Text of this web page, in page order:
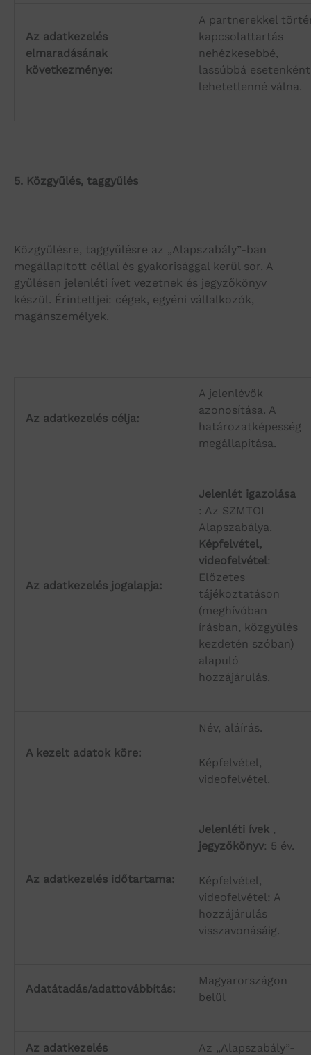
Az adatkezelés
elmaradásának
következménye:
A partnerekkel
kapcsolattartás
nehézkesebbé,
lassúbbá esetenként
lehetetlenné válna.
5. Közgyűlés, taggyűlés
Közgyűlésre, taggyűlésre az „Alapszabály”-ban
megállapított céllal és gyakorisággal kerül sor. A
gyűlésen jelenléti ívet vezetnek és jegyzőkönyv
készül. Érintettjei: cégek, egyéni vállalkozók,
magánszemélyek.
Az adatkezelés célja:
A jelenlévők
azonosítása. A
határozatképesség
megállapítása.
Az adatkezelés jogalapja:
Jelenlét igazolása
: Az SZMTOI
Alapszabálya.
Képfelvétel,
videofelvétel:
Előzetes
tájékoztatáson
(meghívóban
írásban, közgyűlés
kezdetén szóban)
alapuló
hozzájárulás.
A kezelt adatok köre:
Név, aláírás.
Képfelvétel,
videofelvétel.
Az adatkezelés időtartama:
Jelenléti ívek ,
jegyzőkönyv: 5 év.
Képfelvétel,
videofelvétel: A
hozzájárulás
visszavonásáig.
Adatátadás/adattovábbítás:
Magyarországon
belül
Az adatkezelés
Az „Alapszabály”-